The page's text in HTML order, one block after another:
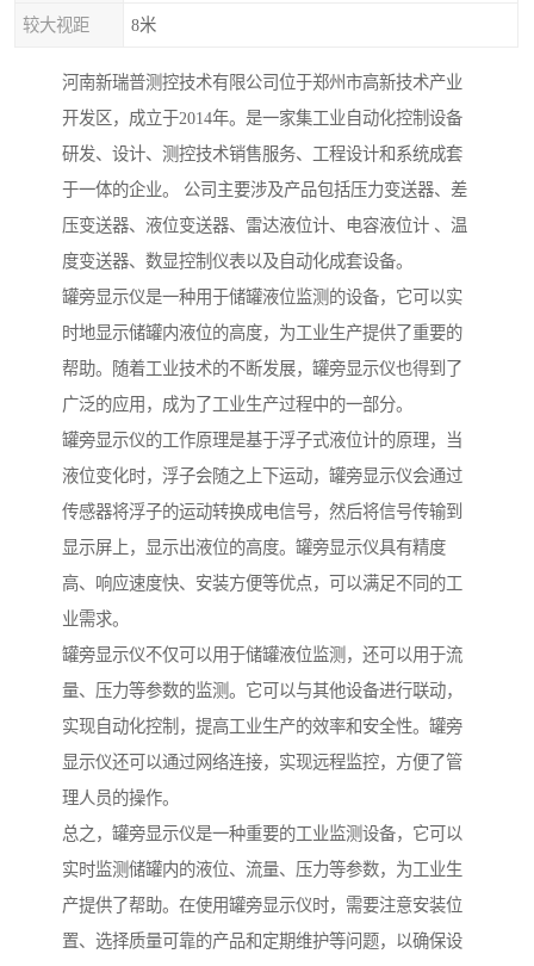
较大视距 8米
河南新瑞普测控技术有限公司位于郑州市高新技术产业
开发区，成立于2014年。是一家集工业自动化控制设备
研发、设计、测控技术销售服务、工程设计和系统成套
于一体的企业。 公司主要涉及产品包括压力变送器、差
压变送器、液位变送器、雷达液位计、电容液位计 、温
度变送器、数显控制仪表以及自动化成套设备。
罐旁显示仪是一种用于储罐液位监测的设备，它可以实
时地显示储罐内液位的高度，为工业生产提供了重要的
帮助。随着工业技术的不断发展，罐旁显示仪也得到了
广泛的应用，成为了工业生产过程中的一部分。
罐旁显示仪的工作原理是基于浮子式液位计的原理，当
液位变化时，浮子会随之上下运动，罐旁显示仪会通过
传感器将浮子的运动转换成电信号，然后将信号传输到
显示屏上，显示出液位的高度。罐旁显示仪具有精度
高、响应速度快、安装方便等优点，可以满足不同的工
业需求。
罐旁显示仪不仅可以用于储罐液位监测，还可以用于流
量、压力等参数的监测。它可以与其他设备进行联动，
实现自动化控制，提高工业生产的效率和安全性。罐旁
显示仪还可以通过网络连接，实现远程监控，方便了管
理人员的操作。
总之，罐旁显示仪是一种重要的工业监测设备，它可以
实时监测储罐内的液位、流量、压力等参数，为工业生
产提供了帮助。在使用罐旁显示仪时，需要注意安装位
置、选择质量可靠的产品和定期维护等问题，以确保设